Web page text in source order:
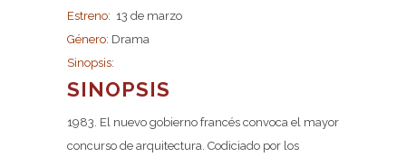
Estreno: 13 de marzo
Género: Drama
Sinopsis:
SINOPSIS
1983. El nuevo gobierno francés convoca el mayor
concurso de arquitectura. Codiciado por los